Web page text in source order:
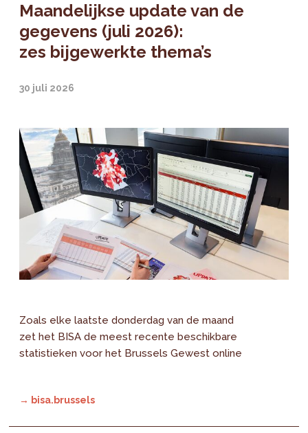
Maandelijkse update van de
gegevens (juli 2026):
zes bijgewerkte thema’s
30 juli 2026
Zoals elke laatste donderdag van de maand
zet het BISA de meest recente beschikbare
statistieken voor het Brussels Gewest online
→ bisa.brussels